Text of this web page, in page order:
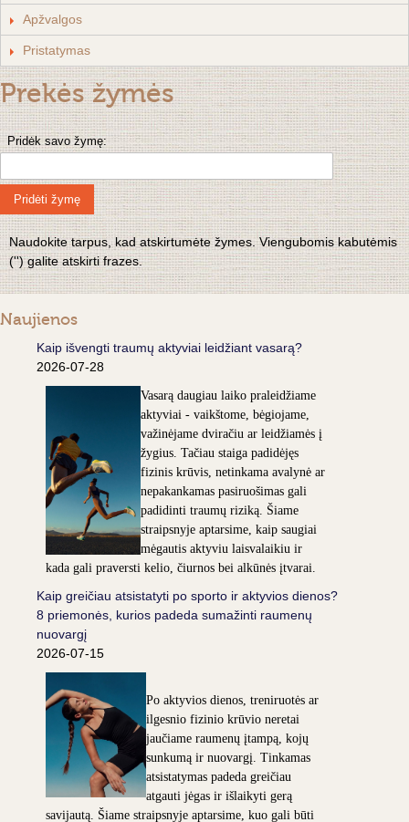
Apžvalgos
Pristatymas
Prekės žymės
Pridėk savo žymę:
Pridėti žymę
Naudokite tarpus, kad atskirtumėte žymes. Viengubomis kabutėmis
('') galite atskirti frazes.
Naujienos
Kaip išvengti traumų aktyviai leidžiant vasarą?
2026-07-28
Vasarą daugiau laiko praleidžiame
aktyviai - vaikštome, bėgiojame,
važinėjame dviračiu ar leidžiamės į
žygius. Tačiau staiga padidėjęs
fizinis krūvis, netinkama avalynė ar
nepakankamas pasiruošimas gali
padidinti traumų riziką. Šiame
straipsnyje aptarsime, kaip saugiai
mėgautis aktyviu laisvalaikiu ir
kada gali praversti kelio, čiurnos bei alkūnės įtvarai.
Kaip greičiau atsistatyti po sporto ir aktyvios dienos?
8 priemonės, kurios padeda sumažinti raumenų
nuovargį
2026-07-15
Po aktyvios dienos, treniruotės ar
ilgesnio fizinio krūvio neretai
jaučiame raumenų įtampą, kojų
sunkumą ir nuovargį. Tinkamas
atsistatymas padeda greičiau
atgauti jėgas ir išlaikyti gerą
savijautą. Šiame straipsnyje aptarsime, kuo gali būti